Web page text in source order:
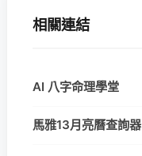
相關連結
AI 八字命理學堂
馬雅13月亮曆查詢器